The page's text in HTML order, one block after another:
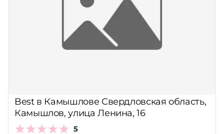
Best в Камышлове Свердловская область,
Камышлов, улица Ленина, 16
5